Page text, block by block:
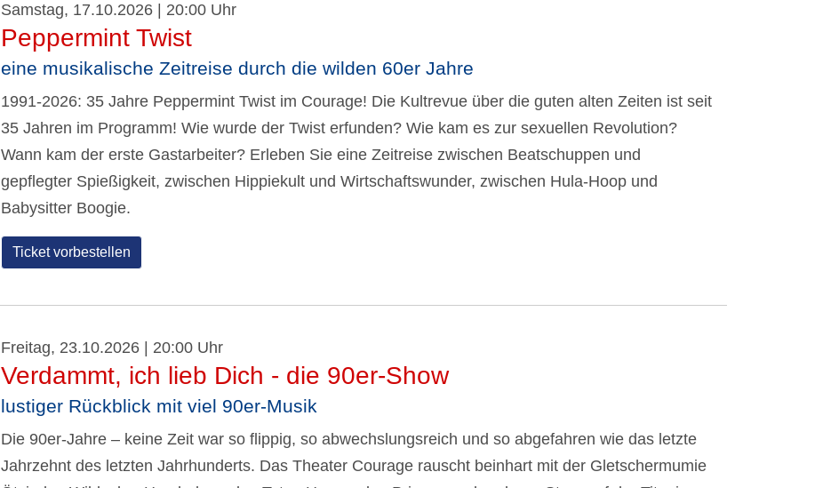
Samstag, 17.10.2026 | 20:00 Uhr
Peppermint Twist
eine musikalische Zeitreise durch die wilden 60er Jahre
1991-2026: 35 Jahre Peppermint Twist im Courage! Die Kultrevue über die guten alten Zeiten ist seit
35 Jahren im Programm! Wie wurde der Twist erfunden? Wie kam es zur sexuellen Revolution?
Wann kam der erste Gastarbeiter? Erleben Sie eine Zeitreise zwischen Beatschuppen und
gepflegter Spießigkeit, zwischen Hippiekult und Wirtschaftswunder, zwischen Hula-Hoop und
Babysitter Boogie.
Ticket vorbestellen
Freitag, 23.10.2026 | 20:00 Uhr
Verdammt, ich lieb Dich - die 90er-Show
lustiger Rückblick mit viel 90er-Musik
Die 90er-Jahre – keine Zeit war so flippig, so abwechslungsreich und so abgefahren wie das letzte
Jahrzehnt des letzten Jahrhunderts. Das Theater Courage rauscht beinhart mit der Gletschermumie